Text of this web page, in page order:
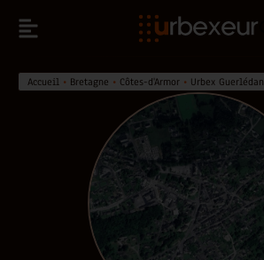
Accueil • Bretagne • Côtes-d'Armor • Urbex Guerlédan